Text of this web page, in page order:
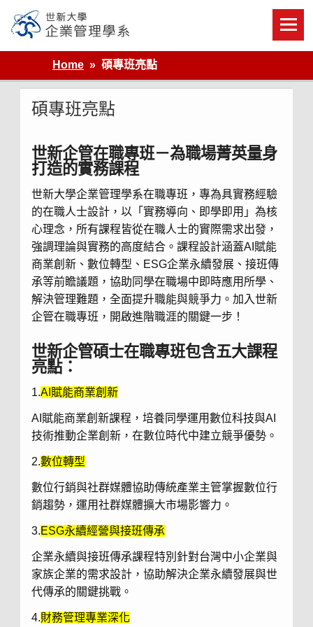
content
世新大學企業管理學系
Home
碩專班亮點
碩專班亮點
世新企管在職專班－為職場菁英量身
打造的實務課程
世新大學企業管理學系在職專班，專為具實務經驗
的在職人士設計，以「實務導向、即學即用」為核
心理念，所有課程皆從在職人士的實際需求出發，
強調理論與實務的高度結合。課程設計涵蓋AI賦能
商業創新、數位轉型、ESG企業永續發展、接班傳
承等前瞻議題，協助同學在職場中即時應用所學、
解決管理難題，全面提升職能與競爭力。加入世新
企管在職專班，開啟進階職涯的關鍵一步！
世新企管碩士在職專班包含五大課程
亮點：
1.AI賦能商業創新
AI賦能商業創新課程，培養同學運用數位科技與AI
技術推動企業創新，在數位時代中建立競爭優勢。
2.數位轉型
數位行銷與社群媒體協助傳統產業主管掌握數位行
銷趨勢，運用社群媒體擴大市場影響力。
3.ESG永續經營與接班傳承
企業永續與接班傳承課程特別針對台灣中小企業與
家族企業的需求設計，協助解決企業永續發展與世
代傳承的關鍵挑戰。
4.財務管理專業深化